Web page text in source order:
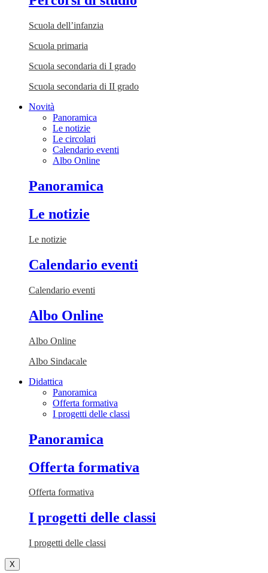
Scuola dell’infanzia
Scuola primaria
Scuola secondaria di I grado
Scuola secondaria di II grado
Novità
Panoramica
Le notizie
Le circolari
Calendario eventi
Albo Online
Panoramica
Le notizie
Le notizie
Calendario eventi
Calendario eventi
Albo Online
Albo Online
Albo Sindacale
Didattica
Panoramica
Offerta formativa
I progetti delle classi
Panoramica
Offerta formativa
Offerta formativa
I progetti delle classi
I progetti delle classi
X